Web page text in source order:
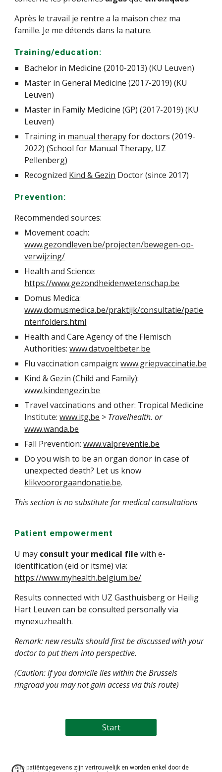
Après le travail je rentre a la maison chez ma
famille. Je me détends dans la nature.
Training/education:
Bachelor in Medicine (2010-2013) (KU Leuven)
Master in General Medicine (2017-2019) (KU
Leuven)
Master in Family Medicine (GP) (2017-2019) (KU
Leuven)
Training in manual therapyfor doctors (2019-
2022) (School for Manual Therapy, UZ
Pellenberg)
Recognized Kind & Gezin Doctor (since 2017)
Prevention:
Recommended sources:
Movementcoach:
www.gezondleven.be/projecten/bewegen-op-
verwijzing/
Health and Science:
https://www.gezondheidenwetenschap.be
Domus Medica:
www.domusmedica.be/praktijk/consultatie/patie
ntenfolders.html
Health and Care Agency of the Flemisch
Authorities:www.datvoeltbeter.be
Flu vaccination campaign:www.griepvaccinatie.be
Kind & Gezin (Child and Family):
www.kindengezin.be
Travel vaccinations and other: Tropical Medicine
Institute:www.itg.be > Travelhealth. or
www.wanda.be
Fall Prevention:www.valpreventie.be
Do you wish to be an organ donor in case of
unexpected death? Let us know
klikvoororgaandonatie.be.
This section is no substitute for medical consultations
Patient empowerment
U may consult your medical file with e-
identification (eid or itsme) via:
https://www.myhealth.belgium.be/
Results connected with UZ Gasthuisberg or Heilig
Hart Leuven can be consulted personally via
mynexuzhealth.
Remark: new results should first be discussed with your
doctor to put them into perspective.
(Caution: if you domicile lies within the Brussels
ringroad you may not gain access via this route)
Start
Alle patiëntgegevens zijn vertrouwelijk en worden enkel door de